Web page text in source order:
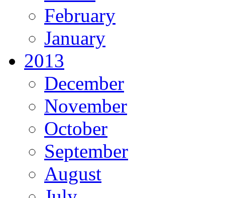
February
January
2013
December
November
October
September
August